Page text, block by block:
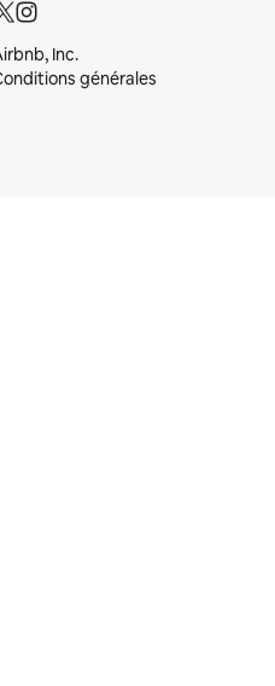
Inc.
générales